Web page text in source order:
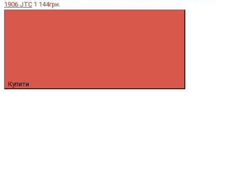
1906 JTC 1 144грн.
Купити